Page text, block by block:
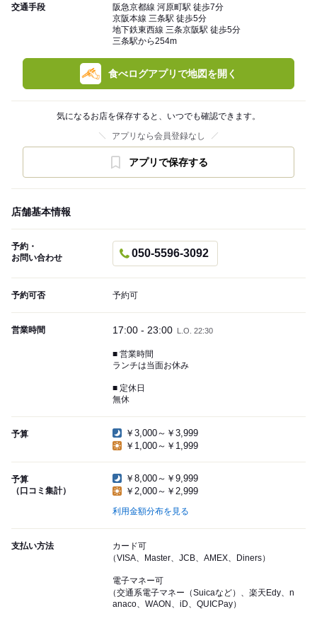
交通手段
阪急京都線 河原町駅 徒歩7分
京阪本線 三条駅 徒歩5分
地下鉄東西線 三条京阪駅 徒歩5分
三条駅から254m
食べログアプリで地図を開く
気になるお店を保存すると、いつでも確認できます。
アプリなら会員登録なし
アプリで保存する
店舗基本情報
予約・
お問い合わせ
050-5596-3092
予約可否 予約可
営業時間 17:00 - 23:00 L.O. 22:30
■ 営業時間
ランチは当面お休み
■ 定休日
無休
予算
￥3,000～￥3,999
￥1,000～￥1,999
予算
（口コミ集計）
￥8,000～￥9,999
￥2,000～￥2,999
利用金額分布を見る
支払い方法
カード可
（VISA、Master、JCB、AMEX、Diners）
電子マネー可
（交通系電子マネー（Suicaなど）、楽天Edy、n
anaco、WAON、iD、QUICPay）